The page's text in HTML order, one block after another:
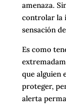
amenaza.
controlar la
sensación
Es como
que alguien
proteger,
alerta